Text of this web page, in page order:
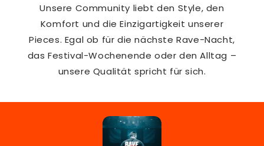
Unsere Community liebt den Style, den
Komfort und die Einzigartigkeit unserer
Pieces. Egal ob für die nächste Rave-Nacht,
das Festival-Wochenende oder den Alltag –
unsere Qualität spricht für sich.